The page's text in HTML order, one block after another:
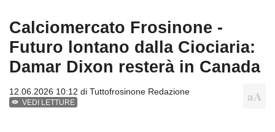
Calciomercato Frosinone -
Futuro lontano dalla Ciociaria:
Damar Dixon resterà in Canada
12.06.2026 10:12 di Tuttofrosinone Redazione
VEDI LETTURE